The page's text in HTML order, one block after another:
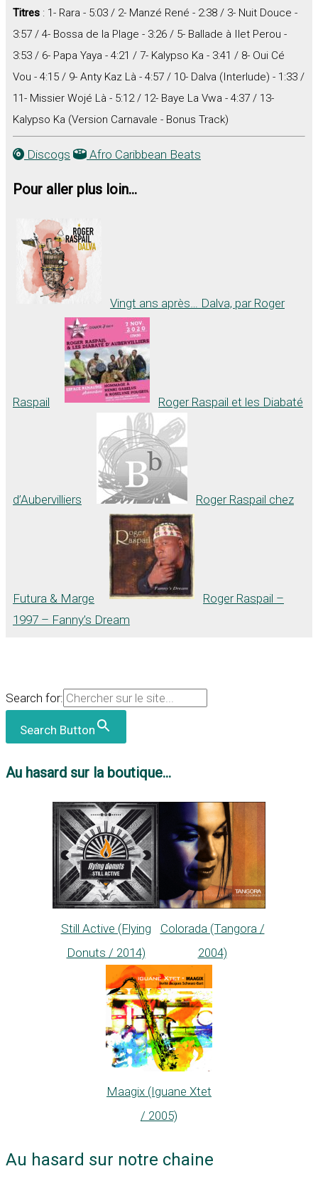
Titres : 1- Rara - 5:03 / 2- Manzé René - 2:38 / 3- Nuit Douce -
3:57 / 4- Bossa de la Plage - 3:26 / 5- Ballade à Ilet Perou -
3:53 / 6- Papa Yaya - 4:21 / 7- Kalypso Ka - 3:41 / 8- Oui Cé
Vou - 4:15 / 9- Anty Kaz Là - 4:57 / 10- Dalva (Interlude) - 1:33 /
11- Missier Wojé Là - 5:12 / 12- Baye La Vwa - 4:37 / 13-
Kalypso Ka (Version Carnavale - Bonus Track)
Discogs Afro Caribbean Beats
Pour aller plus loin...
Vingt ans après… Dalva, par Roger
Raspail Roger Raspail et les Diabaté
d’Aubervilliers Roger Raspail chez
Futura & Marge
Roger Raspail –
1997 – Fanny’s Dream
Search for:
Search Button
Au hasard sur la boutique...
Still Active (Flying
Donuts / 2014)
Colorada (Tangora /
2004)
Maagix (Iguane Xtet
/ 2005)
Au hasard sur notre chaine